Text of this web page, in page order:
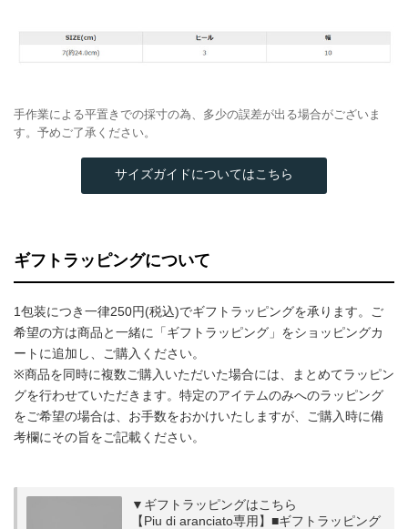
手作業による平置きでの採寸の為、多少の誤差が出る場合がございま
す。予めご了承ください。
サイズガイドについてはこちら
ギフトラッピングについて
1包装につき一律250円(税込)でギフトラッピングを承ります。ご
希望の方は商品と一緒に「ギフトラッピング」をショッピングカ
ートに追加し、ご購入ください。
※商品を同時に複数ご購入いただいた場合には、まとめてラッピン
グを行わせていただきます。特定のアイテムのみへのラッピング
をご希望の場合は、お手数をおかけいたしますが、ご購入時に備
考欄にその旨をご記載ください。
▼ギフトラッピングはこちら
【Piu di aranciato専用】■ギフトラッピング